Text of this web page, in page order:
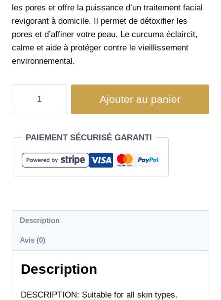
les pores et offre la puissance d’un traitement facial
revigorant à domicile. Il permet de détoxifier les
pores et d’affiner votre peau. Le curcuma éclaircit,
calme et aide à protéger contre le vieillissement
environnemental.
Ajouter au panier
PAIEMENT SÉCURISÉ GARANTI
Description
Avis (0)
Description
DESCRIPTION: Suitable for all skin types.